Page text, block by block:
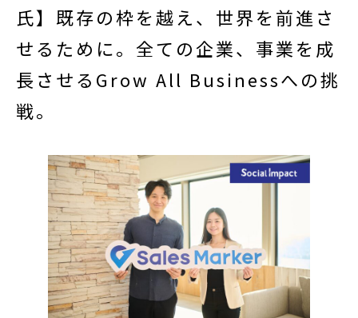
氏】既存の枠を越え、世界を前進さ
せるために。全ての企業、事業を成
長させるGrow All Businessへの挑
戦。